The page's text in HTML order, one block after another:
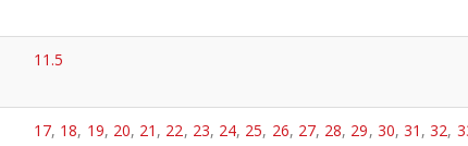
11.5
17, 18, 19, 20, 21 , 22, 23, 24, 25, 26, 27, 28, 29, 30, 31 ,32,